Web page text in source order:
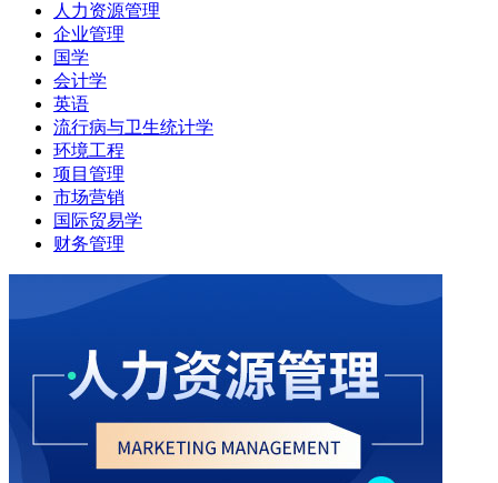
人力资源管理
企业管理
国学
会计学
英语
流行病与卫生统计学
环境工程
项目管理
市场营销
国际贸易学
财务管理